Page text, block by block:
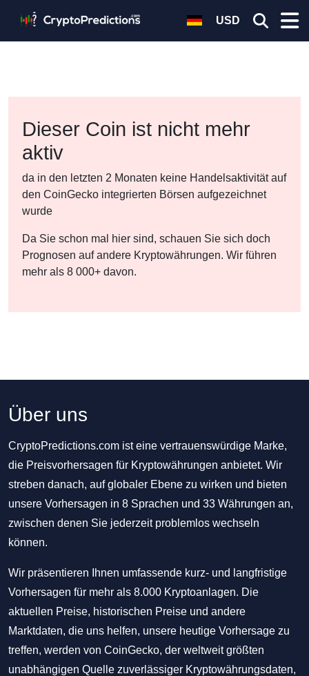
USD
Dieser Coin ist nicht mehr
aktiv
da in den letzten 2 Monaten keine Handelsaktivität auf
den CoinGecko integrierten Börsen aufgezeichnet
wurde
Da Sie schon mal hier sind, schauen Sie sich doch
Prognosen auf andere Kryptowährungen. Wir führen
mehr als 8 000+ davon.
Über uns
CryptoPredictions.com ist eine vertrauenswürdige Marke,
die Preisvorhersagen für Kryptowährungen anbietet. Wir
streben danach, auf globaler Ebene zu wirken und bieten
unsere Vorhersagen in 8 Sprachen und 33 Währungen an,
zwischen denen Sie jederzeit problemlos wechseln
können.
Wir präsentieren Ihnen umfassende kurz- und langfristige
Vorhersagen für mehr als 8.000 Kryptoanlagen. Die
aktuellen Preise, historischen Preise und andere
Marktdaten, die uns helfen, unsere heutige Vorhersage zu
treffen, werden von CoinGecko, der weltweit größten
unabhängigen Quelle zuverlässiger Kryptowährungsdaten,